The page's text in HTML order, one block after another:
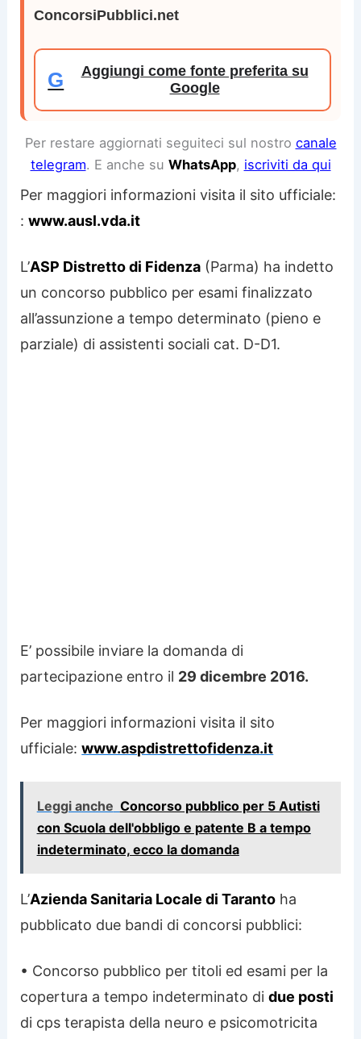
ConcorsiPubblici.net
G
Aggiungi come fonte preferita su
Google
Per restare aggiornati seguiteci sul nostro canale
telegram. E anche su WhatsApp, iscriviti da qui
Per maggiori informazioni visita il sito ufficiale:
:www.ausl.vda.it
L’ASP Distretto di Fidenza (Parma) ha indetto
un concorso pubblico per esami finalizzato
all’assunzione a tempo determinato (pieno e
parziale) di assistenti sociali cat. D-D1.
E’ possibile inviare la domanda di
partecipazione entro il 29 dicembre 2016.
Per maggiori informazioni visita il sito
ufficiale:www.aspdistrettofidenza.it
Leggi anche Concorso pubblico per 5 Autisti
con Scuola dell'obbligo e patente B a tempo
indeterminato, ecco la domanda
L’Azienda Sanitaria Locale di Taranto ha
pubblicato due bandi di concorsi pubblici:
• Concorso pubblico per titoli ed esami per la
copertura a tempo indeterminato didue posti
di cps terapista della neuro e psicomotricita